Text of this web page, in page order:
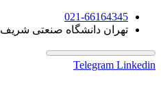
021-66164345
تهران دانشگاه صنعتی شریف
Telegram Linkedin